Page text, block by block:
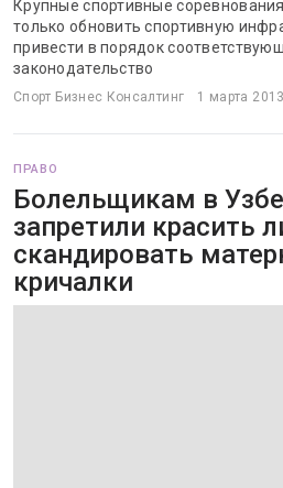
Крупные спортивные
только обновить спортивную
привести в порядок
законодательство
Спорт Бизнес Консалтинг 1 марта 2013
ПРАВО
Болельщикам в
запретили красить
скандировать
кричалки